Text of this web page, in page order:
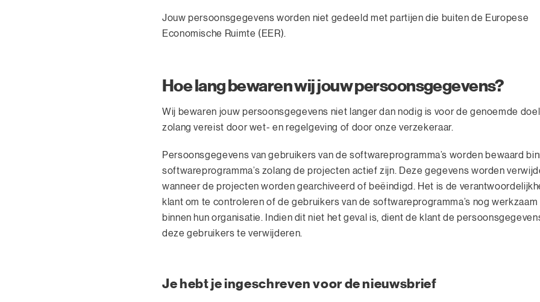
Jouw persoonsgegevens worden niet gedeeld met partijen die buiten de Europese
Economische Ruimte (EER).
Hoe lang bewaren wij jouw persoonsgegevens?
Wij bewaren jouw persoonsgegevens niet langer dan nodig is voor de genoemde
zolang vereist door wet- en regelgeving of door onze verzekeraar.
Persoonsgegevens van gebruikers van de softwareprogramma’s worden bewaard
softwareprogramma’s zolang de projecten actief zijn. Deze gegevens worden
wanneer de projecten worden gearchiveerd of beëindigd. Het is de
klant om te controleren of de gebruikers van de softwareprogramma’s nog werkzaam
binnen hun organisatie. Indien dit niet het geval is, dient de klant de
deze gebruikers te verwijderen.
Je hebt je ingeschreven voor de nieuwsbrief